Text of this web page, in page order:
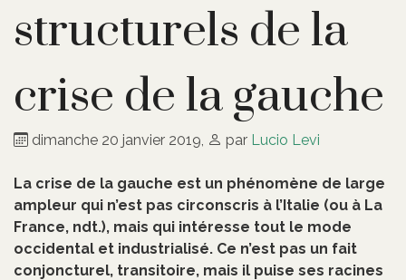
structurels de la
crise de la gauche
dimanche 20 janvier 2019 par Lucio Levi
La crise de la gauche est un phénomène de large
ampleur qui n’est pas circonscris à l’Italie (ou à La
France, ndt.), mais qui intéresse tout le mode
occidental et industrialisé. Ce n’est pas un fait
conjoncturel, transitoire, mais il puise ses racines